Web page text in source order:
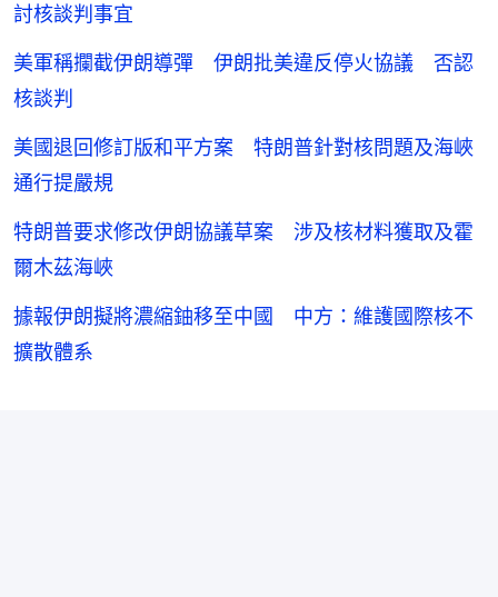
討核談判事宜
美軍稱攔截伊朗導彈 伊朗批美違反停火協議 否認
核談判
美國退回修訂版和平方案 特朗普針對核問題及海峽
通行提嚴規
特朗普要求修改伊朗協議草案 涉及核材料獲取及霍
爾木茲海峽
據報伊朗擬將濃縮鈾移至中國 中方：維護國際核不
擴散體系